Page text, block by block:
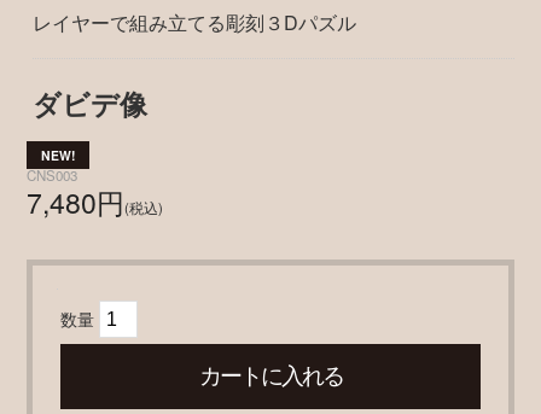
レイヤーで組み立てる彫刻３Dパズル
ダビデ像
CNS003
7,480円(税込)
数量